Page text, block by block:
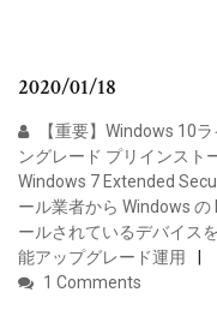
2020/01/18
【重要】Windows 10
ングレード プリインスト
Windows 7 Extended
ール業者から Windows
ールされているデバイス
能アップグレード運用
1 Comments